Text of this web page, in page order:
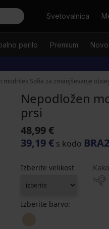
Svetovalnica
perilo Premium
modrček Sofia za zmanjševanje
Nepodložen
prsi
48,99 €
39,19 € s kodo
Izberite velikost
Izberite barvo: